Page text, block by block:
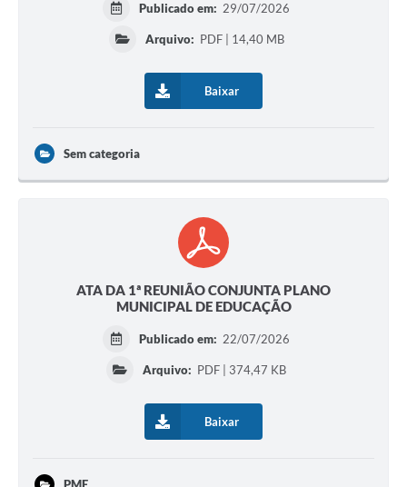
Publicado em: 29/07/2026
Arquivo: PDF | 14,40 MB
Baixar
Sem categoria
ATA DA 1ª REUNIÃO CONJUNTA PLANO
MUNICIPAL DE EDUCAÇÃO
Publicado em: 22/07/2026
Arquivo: PDF | 374,47 KB
Baixar